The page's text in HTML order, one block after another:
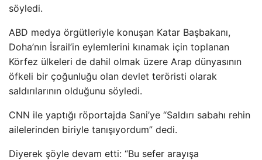
söyledi.
ABD medya örgütleriyle konuşan Katar Başbakanı,
Doha’nın İsrail’in eylemlerini kınamak için toplanan
Körfez ülkeleri de dahil olmak üzere Arap dünyasının
öfkeli bir çoğunluğu olan devlet teröristi olarak
saldırılarının olduğunu söyledi.
CNN ile yaptığı röportajda Sani’ye “Saldırı sabahı rehin
ailelerinden biriyle tanışıyordum” dedi.
Diyerek şöyle devam etti: “Bu sefer arayışa